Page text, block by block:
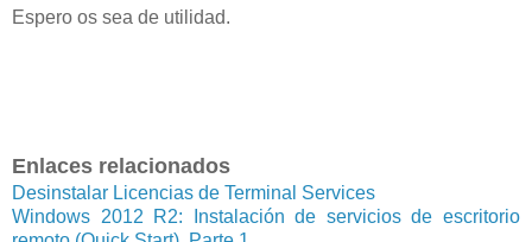
Espero os sea de utilidad.
Enlaces relacionados
Desinstalar Licencias de Terminal Services
Windows 2012 R2: Instalación de servicios de escritorio